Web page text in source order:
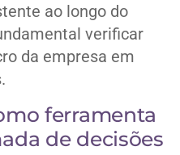
ao longo do
verificar
da empresa em
ferramenta
de decisões